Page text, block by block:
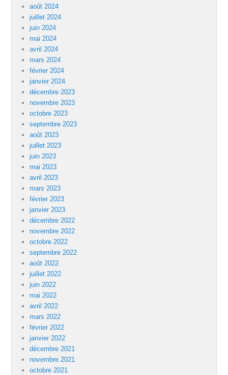
août 2024
juillet 2024
juin 2024
mai 2024
avril 2024
mars 2024
février 2024
janvier 2024
décembre 2023
novembre 2023
octobre 2023
septembre 2023
août 2023
juillet 2023
juin 2023
mai 2023
avril 2023
mars 2023
février 2023
janvier 2023
décembre 2022
novembre 2022
octobre 2022
septembre 2022
août 2022
juillet 2022
juin 2022
mai 2022
avril 2022
mars 2022
février 2022
janvier 2022
décembre 2021
novembre 2021
octobre 2021